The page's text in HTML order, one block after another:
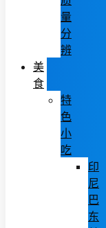
量
分
辨
美
食
特
色
小
吃
印
尼
巴
东